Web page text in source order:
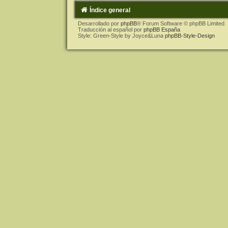
Índice general
Desarrollado por phpBB® Forum Software © phpBB Limited
Traducción al español por phpBB España
Style: Green-Style by Joyce&Luna phpBB-Style-Design